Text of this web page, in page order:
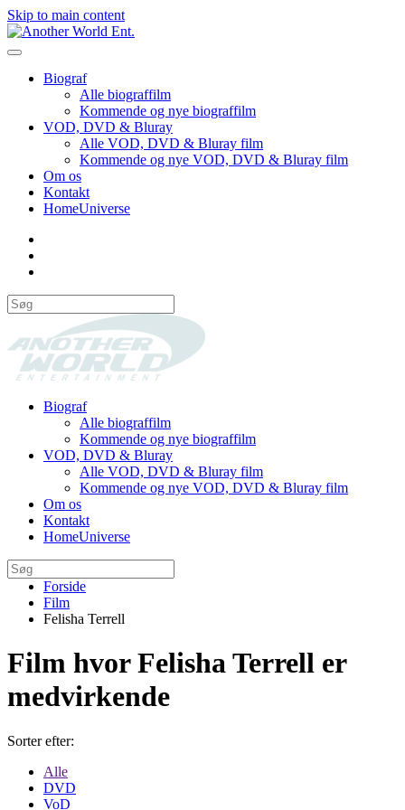
Skip to main content
Biograf
Alle biograffilm
Kommende og nye biograffilm
VOD, DVD & Bluray
Alle VOD, DVD & Bluray film
Kommende og nye VOD, DVD & Bluray film
Om os
Kontakt
HomeUniverse
Biograf
Alle biograffilm
Kommende og nye biograffilm
VOD, DVD & Bluray
Alle VOD, DVD & Bluray film
Kommende og nye VOD, DVD & Bluray film
Om os
Kontakt
HomeUniverse
Forside
Film
Felisha Terrell
Film hvor Felisha Terrell er
medvirkende
Sorter efter:
Alle
DVD
VoD